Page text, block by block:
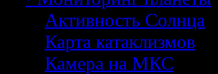
Активность Солнца
Карта катаклизмов
Камера на МКС